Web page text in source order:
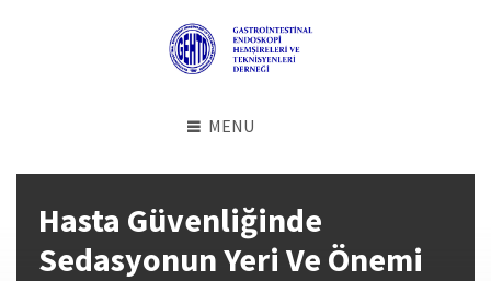
MENU
Hasta Güvenliğinde
Sedasyonun Yeri Ve Önemi